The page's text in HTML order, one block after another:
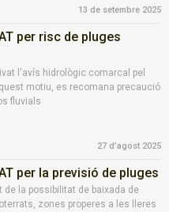
13 de setembre 2025
per risc de pluges
l'avís hidrològic comarcal pel
motiu, es recomana precaució
fluvials
27 d’agost 2025
per la previsió de pluges
de la possibilitat de baixada de
zones properes a les lleres